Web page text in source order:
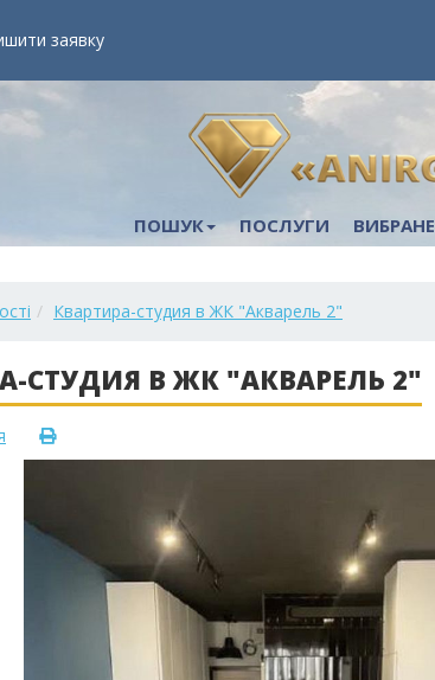
заявку
ПОШУК ПОСЛУГИ ВИБРАНЕ
Квартира-студия в ЖК "Акварель 2"
СТУДИЯ В ЖК "АКВАРЕЛЬ 2"